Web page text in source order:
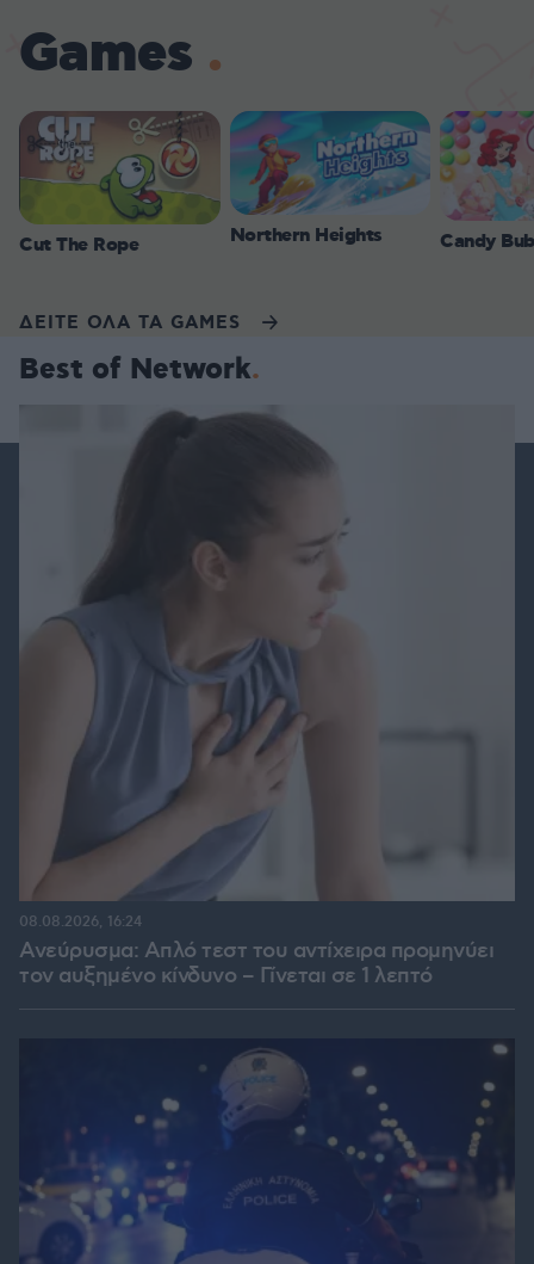
Games
Cut The Rope Northern Heights Candy
ΔΕΙΤΕ ΟΛΑ ΤΑ GAMES
Best of Network
Ανεύρυσμα: Απλό τεστ του αντίχειρα προμηνύει
τον αυξημένο κίνδυνο – Γίνεται σε 1 λεπτό
08.08.2026, 16:24